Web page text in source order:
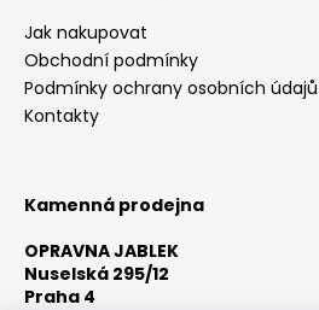
Jak nakupovat
Obchodní podmínky
Podmínky ochrany osobních údajů
Kontakty
Kamenná prodejna
OPRAVNA JABLEK
Nuselská 295/12
Praha 4